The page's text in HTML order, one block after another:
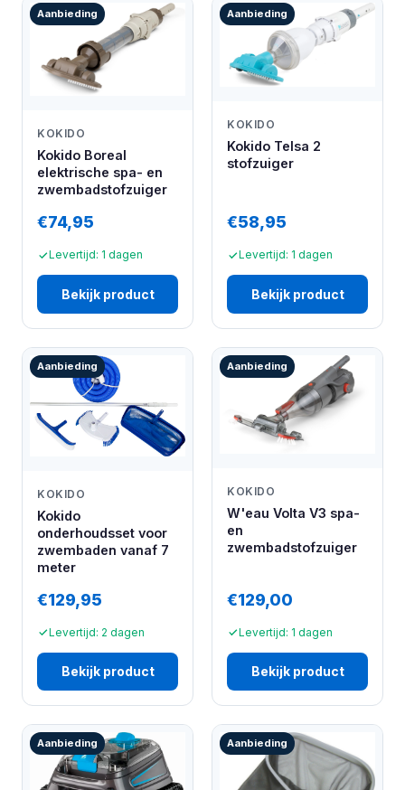
Aanbieding
KOKIDO
Kokido Boreal
elektrische spa- en
zwembadstofzuiger
€74,95
Levertijd: 1 dagen
Bekijk product
Aanbieding
KOKIDO
Kokido Telsa 2
stofzuiger
€58,95
Levertijd: 1 dagen
Bekijk product
Aanbieding
KOKIDO
Kokido
onderhoudsset voor
zwembaden vanaf 7
meter
€129,95
Levertijd: 2 dagen
Bekijk product
Aanbieding
KOKIDO
W'eau Volta V3 spa-
en
zwembadstofzuiger
€129,00
Levertijd: 1 dagen
Bekijk product
Aanbieding Aanbieding